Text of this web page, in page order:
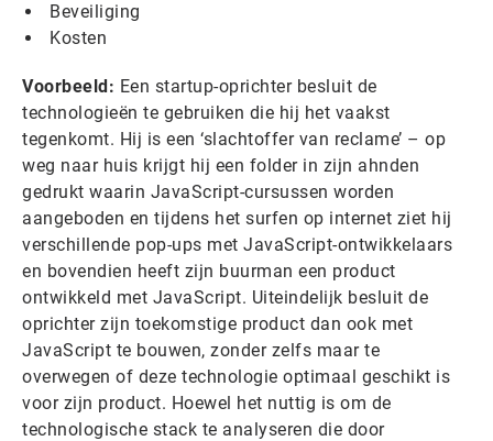
Beveiliging
Kosten
Voorbeeld: Een startup-oprichter besluit de
technologieën te gebruiken die hij het vaakst
tegenkomt. Hij is een ‘slachtoffer van reclame’ – op
weg naar huis krijgt hij een folder in zijn ahnden
gedrukt waarin JavaScript-cursussen worden
aangeboden en tijdens het surfen op internet ziet hij
verschillende pop-ups met JavaScript-ontwikkelaars
en bovendien heeft zijn buurman een product
ontwikkeld met JavaScript. Uiteindelijk besluit de
oprichter zijn toekomstige product dan ook met
JavaScript te bouwen, zonder zelfs maar te
overwegen of deze technologie optimaal geschikt is
voor zijn product. Hoewel het nuttig is om de
technologische stack te analyseren die door